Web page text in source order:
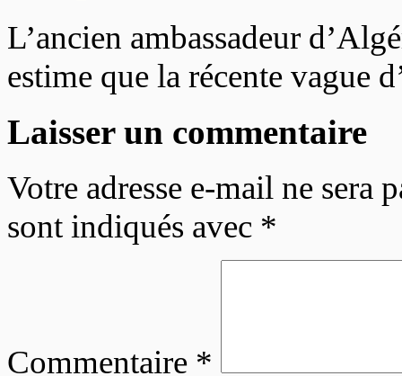
L’ancien ambassadeur
estime que la récente vague
Laisser un commentaire
Votre adresse e-mail ne sera
sont indiqués avec *
Commentaire *